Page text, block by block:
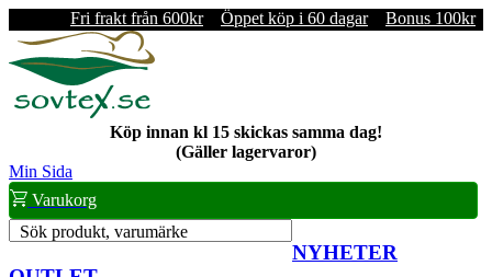
Fri frakt från 600kr Öppet köp i 60 dagar Bonus 100kr
Köp innan kl 15 skickas samma dag!
(Gäller lagervaror)
Min Sida
Varukorg
Sök produkt, varumärke
NYHETER